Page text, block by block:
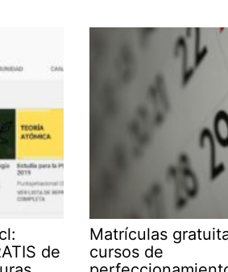
de
Matrículas
cursos de